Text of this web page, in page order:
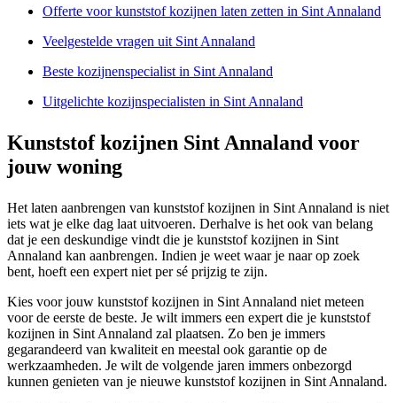
Offerte voor kunststof kozijnen laten zetten in Sint Annaland
Veelgestelde vragen uit Sint Annaland
Beste kozijnenspecialist in Sint Annaland
Uitgelichte kozijnspecialisten in Sint Annaland
Kunststof kozijnen Sint Annaland voor
jouw woning
Het laten aanbrengen van kunststof kozijnen in Sint Annaland is niet
iets wat je elke dag laat uitvoeren. Derhalve is het ook van belang
dat je een deskundige vindt die je kunststof kozijnen in Sint
Annaland kan aanbrengen. Indien je weet waar je naar op zoek
bent, hoeft een expert niet per sé prijzig te zijn.
Kies voor jouw kunststof kozijnen in Sint Annaland niet meteen
voor de eerste de beste. Je wilt immers een expert die je kunststof
kozijnen in Sint Annaland zal plaatsen. Zo ben je immers
gegarandeerd van kwaliteit en meestal ook garantie op de
werkzaamheden. Je wilt de volgende jaren immers onbezorgd
kunnen genieten van je nieuwe kunststof kozijnen in Sint Annaland.